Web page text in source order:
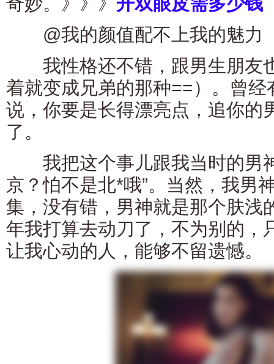
@我的颜值配不上我的魅力
我性格还不错，跟男生朋友
着就变成兄弟的那种==）。曾经
说，你要是长得漂亮点，追你的
了。
我把这个事儿跟我当时的男
京？怕不是北*哦”。当然，我男
集，没有错，男神就是那个肤浅
年我打算去动刀了，不为别的，
让我心动的人，能够不留遗憾。